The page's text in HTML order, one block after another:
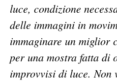
luce, condizione
delle immagini in
immaginare un miglior
per una mostra fatta di
improvvisi di luce. Non